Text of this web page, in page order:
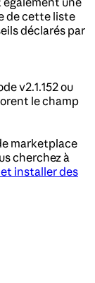
de cette liste
déclarés par
v2.1.152 ou
le champ
marketplace
cherchez à
installer des